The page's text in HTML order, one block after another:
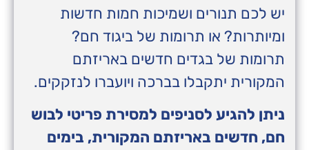
יש לכם תנורים ושמיכות חמות חדשות
ומיותרות? או תרומות של ביגוד חם?
תרומות של בגדים חדשים באריזתם
המקורית יתקבלו בברכה ויועברו לנזקקים.
ניתן להגיע לסניפים למסירת פריטי לבוש
חם, חדשים באריזתם המקורית, בימים